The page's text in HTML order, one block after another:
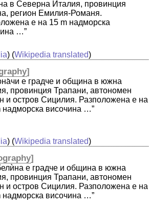
в Северна Италия, провинция
регион Емилия-Романя.
е на 15 m надморска
…”
) (Wikipedia translated)
]
е градче и община в южна
провинция Трапани, автономен
и остров Сицилия. Разположена е на
надморска височина …”
) (Wikipedia translated)
]
е градче и община в южна
провинция Трапани, автономен
и остров Сицилия. Разположена е на
надморска височина …”